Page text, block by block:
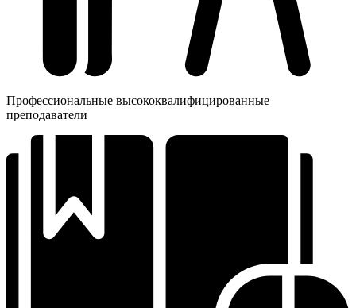
Профессиональные высококвалифицированные
преподаватели